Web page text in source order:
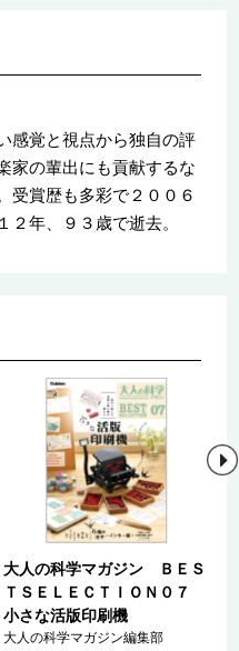
感覚と視点から独自の評
家の輩出にも貢献するな
受賞歴も多彩で２００６
年、９３歳で逝去。
大人の科学マガジン ＢＥＳ
ＴＳＥＬＥＣＴＩＯＮ０７
小さな活版印刷機
大人の科学マガジン編集部